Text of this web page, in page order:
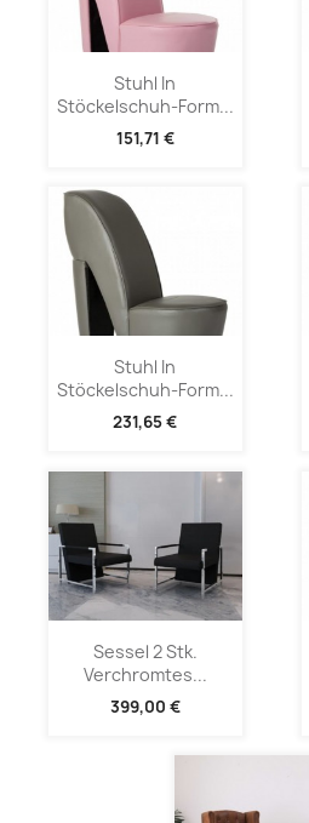
Stuhl In
Stöckelschuh-Form...
151,71 €
Stuhl In
Stöckelschuh-Form...
231,65 €
Sessel 2 Stk.
Verchromtes...
399,00 €